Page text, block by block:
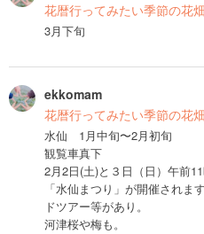
花暦行ってみたい季節の
3月下旬
ekkomam
花暦行ってみたい季節の
水仙 1月中旬〜2月初旬
観覧車真下
2月2日(土)と３日（日）午前
「水仙まつり」が開催されま
ドツアー等があり。
河津桜や梅も。